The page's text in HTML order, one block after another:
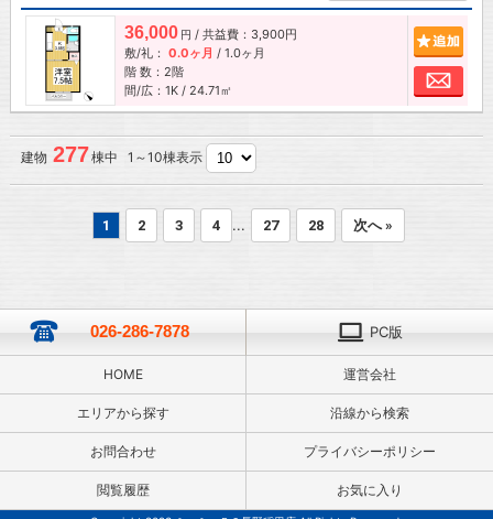
36,000 円 / 共益費：3,900円
敷/礼： 0.0ヶ月 / 1.0ヶ月
階 数：2階
間/広：1K / 24.71㎡
お
建物 277棟中 1～10棟表示
1 2 3 4 ... 27 28 次へ »
026-286-7878 PC版
HOME 運営会社
エリアから探す 沿線から検索
お問合わせ プライバシーポリシー
閲覧履歴 お気に入り